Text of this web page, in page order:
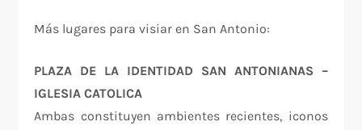
Más lugares para visiar en San Antonio:
PLAZA DE LA IDENTIDAD SAN ANTONIANAS –
IGLESIA CATOLICA
Ambas constituyen ambientes recientes, iconos